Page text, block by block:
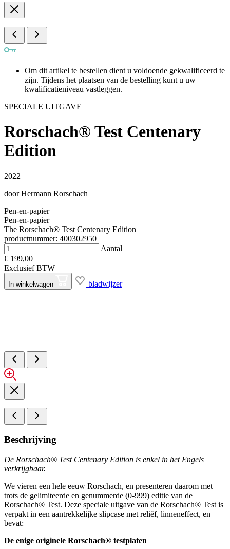
Om dit artikel te bestellen dient u voldoende gekwalificeerd te
zijn. Tijdens het plaatsen van de bestelling kunt u uw
kwalificatieniveau vastleggen.
SPECIALE UITGAVE
Rorschach® Test Centenary
Edition
2022
doorHermann Rorschach
Pen-en-papier
Pen-en-papier
The Rorschach® Test Centenary Edition
productnummer: 400302950
Aantal
€ 199,00
Exclusief BTW
In winkelwagen bladwijzer
Beschrijving
De Rorschach® Test Centenary Edition is enkel in het Engels
verkrijgbaar.
We vieren een hele eeuw Rorschach, en presenteren daarom met
trots de gelimiteerde en genummerde (0-999) editie van de
Rorschach® Test. Deze speciale uitgave van de Rorschach® Test is
verpakt in een aantrekkelijke slipcase met reliëf, linneneffect, en
bevat:
De enige originele Rorschach® testplaten